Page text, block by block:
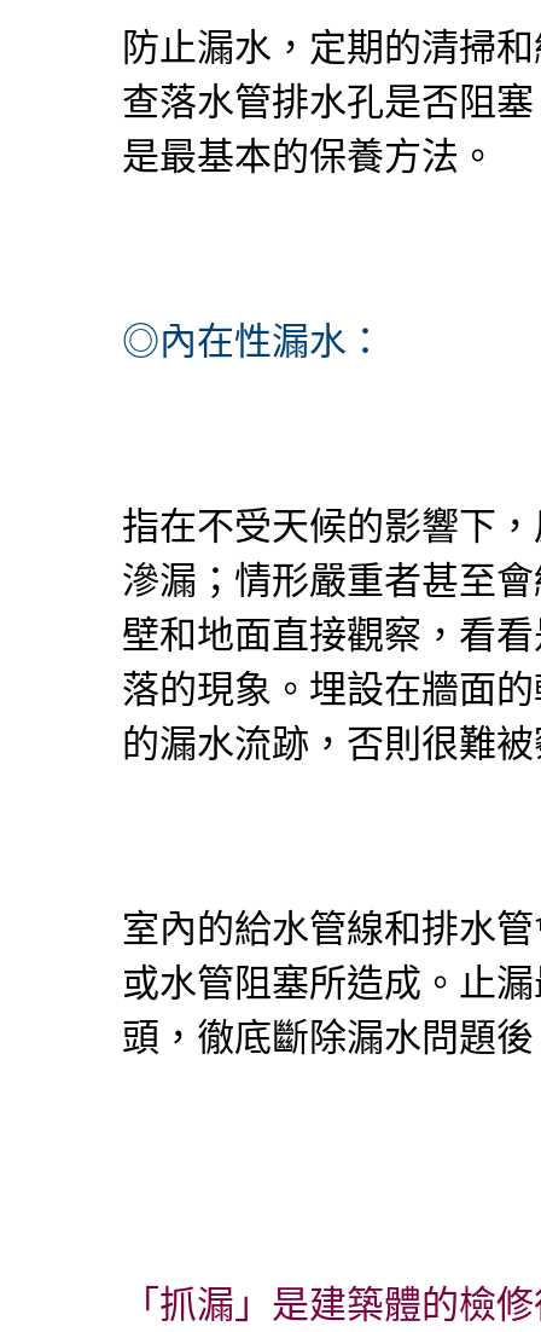
防止漏水，定期的清掃
查落水管排水孔是否阻
是最基本的保養方法。
◎內在性漏水：
指在不受天候的影響下
滲漏；情形嚴重者甚至
壁和地面直接觀察，看
落的現象。埋設在牆面
的漏水流跡，否則很難
室內的給水管線和排水
或水管阻塞所造成。止
頭，徹底斷除漏水問題
「抓漏」是建築體的檢